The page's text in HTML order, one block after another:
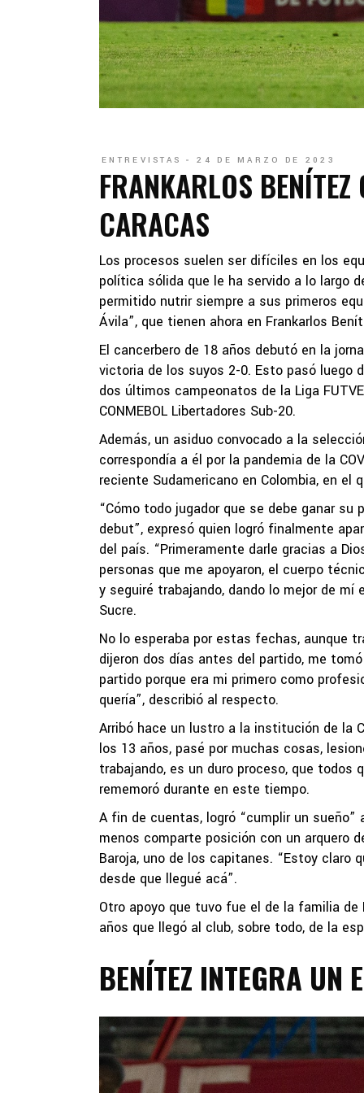
ENTREVISTAS 24 DE MARZO DE 2023
FRANKARLOS
CARACAS
Los procesos suelen ser difíciles en los
política sólida que le ha servido a lo largo
permitido nutrir siempre a sus primeros
Ávila”, que tienen ahora en Frankarlos
El cancerbero de 18 años debutó en la
victoria de los suyos 2-0. Esto pasó luego
dos últimos campeonatos de la Liga
CONMEBOL Libertadores Sub-20.
Además, un asiduo convocado a la
correspondía a él por la pandemia de la
reciente Sudamericano en Colombia, en
“Cómo todo jugador que se debe ganar
debut”, expresó quien logró finalmente
del país. “Primeramente darle gracias a
personas que me apoyaron, el cuerpo
y seguiré trabajando, dando lo mejor de
Sucre.
No lo esperaba por estas fechas, aunque
dijeron dos días antes del partido, me
partido porque era mi primero como
quería”, describió al respecto.
Arribó hace un lustro a la institución de la
los 13 años, pasé por muchas cosas,
trabajando, es un duro proceso, que todos
rememoró durante en este tiempo.
A fin de cuentas, logró “cumplir un sueño”
menos comparte posición con un arquero
Baroja, uno de los capitanes. “Estoy claro
desde que llegué acá”.
Otro apoyo que tuvo fue el de la familia
años que llegó al club, sobre todo, de la
BENÍTEZ INTEGRA UN